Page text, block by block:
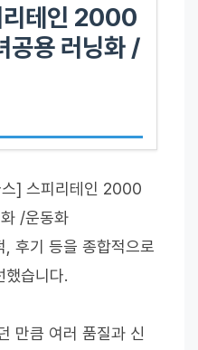
리테인 2000
용 러닝화 /
] 스피리테인 2000
/운동화
후기 등을 종합적으로
했습니다.
만큼 여러 품질과 신